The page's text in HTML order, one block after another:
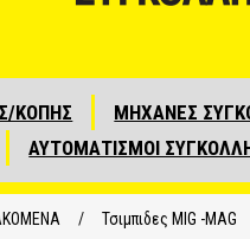
ΚΟΠΗΣ ΜΗΧΑΝΕΣ
ΑΥΤΟΜΑΤΙΣΜΟΙ
/ Τσιμπιδες MIG -MAG